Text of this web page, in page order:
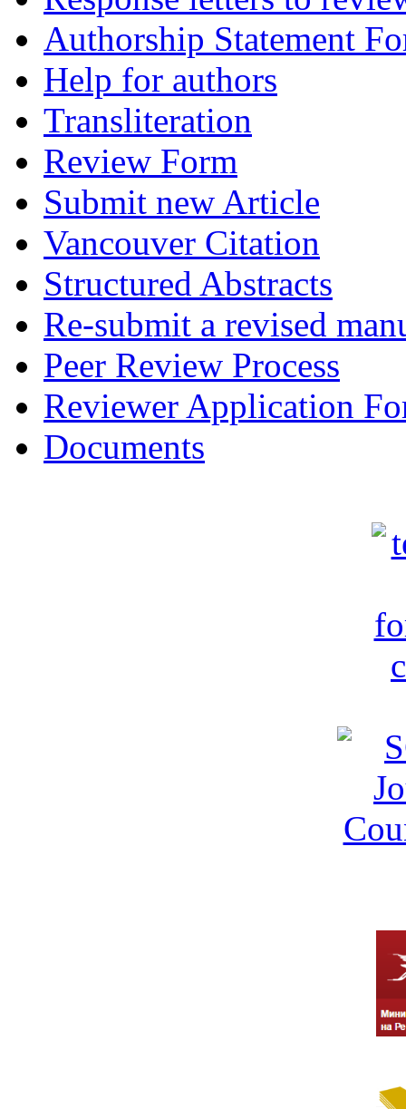
Authorship Statement
Help for authors
Transliteration
Review Form
Submit new Article
Vancouver Citation
Structured Abstracts
Re-submit a revised
Peer Review Process
Reviewer Application
Documents